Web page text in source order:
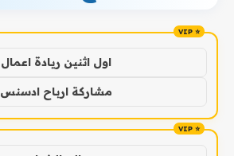
اول اثنين ريادة اعمال
مشاركة ارباح ادسنس